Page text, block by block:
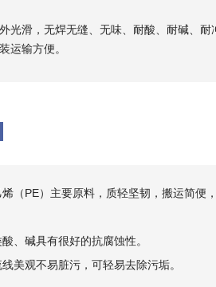
光滑，无焊无缝、无味、耐酸、耐碱、
运输方便。
（PE）主要原料，质轻坚韧，搬运简便，
、碱具有很好的抗腐蚀性。
美观不易脏污，可轻易去除污垢。